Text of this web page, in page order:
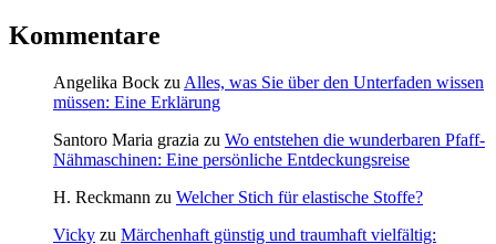
Kommentare
Angelika Bock zu Alles, was Sie über den Unterfaden wissen
müssen: Eine Erklärung
Santoro Maria grazia zu Wo entstehen die wunderbaren Pfaff-
Nähmaschinen: Eine persönliche Entdeckungsreise
H. Reckmann zu Welcher Stich für elastische Stoffe?
Vicky zu Märchenhaft günstig und traumhaft vielfältig: